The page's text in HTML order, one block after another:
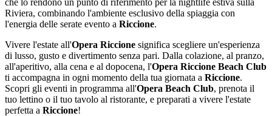
Riviera, combinando l'ambiente esclusivo della spiaggia con
l'energia delle serate evento a Riccione.
Vivere l'estate all'Opera Riccione significa scegliere un'esperienza
di lusso, gusto e divertimento senza pari. Dalla colazione, al pranzo,
all'aperitivo, alla cena e al dopocena, l'Opera Riccione Beach Club
ti accompagna in ogni momento della tua giornata a Riccione.
Scopri gli eventi in programma all'Opera Beach Club, prenota il
tuo lettino o il tuo tavolo al ristorante, e preparati a vivere l'estate
perfetta a Riccione!